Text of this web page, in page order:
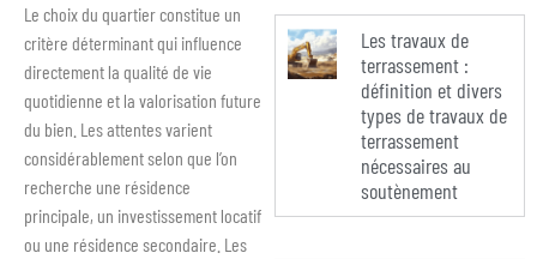
Le choix du quartier constitue un
critère déterminant qui influence
directement la qualité de vie
quotidienne et la valorisation future
du bien. Les attentes varient
considérablement selon que l’on
recherche une résidence
principale, un investissement locatif
ou une résidence secondaire. Les
Les travaux de
terrassement :
définition et divers
types de travaux de
terrassement
nécessaires au
soutènement